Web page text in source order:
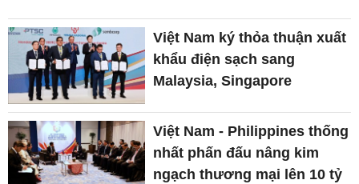
Việt Nam ký thỏa thuận xuất
khẩu điện sạch sang
Malaysia, Singapore
Việt Nam - Philippines thống
nhất phấn đấu nâng kim
ngạch thương mại lên 10 tỷ